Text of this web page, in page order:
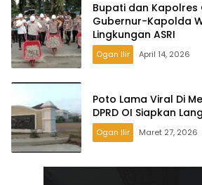
Bupati dan Kapolres
Gubernur-Kapolda
Lingkungan ASRI
Ogan Ilir April 14, 2026
Poto Lama Viral Di
DPRD OI Siapkan
Ogan Ilir Maret 27, 2026